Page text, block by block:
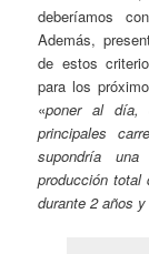
deberíamos
Además,
de estos
para los
«poner al día,
principales
supondría
producción total
durante 2 años